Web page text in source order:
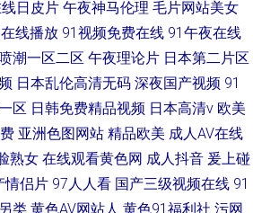
日皮片 午夜神马伦理 毛片网站美女
线播放 91视频免费在线 91午夜在线
潮一区二区 午夜理论片 日本第二片区
日本乱伦高清无码 深夜国产视频 91
区 日韩免费精品视频 日本高清v 欧美
亚洲色图网站 精品欧美 成人AV在线
熟女 在线观看黄色网 成人抖音 爰上碰
情侣片 97人人看 国产三级视频在线 91
类 黄色AV网站人 黄色91福利社 污网